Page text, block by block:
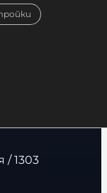
/ 1303